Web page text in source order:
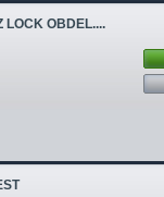
LOCK OBDEL....